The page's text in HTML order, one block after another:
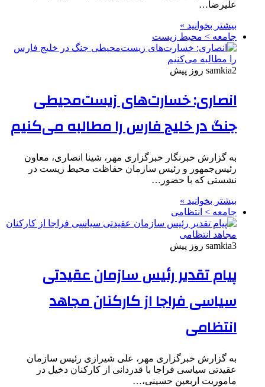
علیرضا…
بیشتر بخوانید »
جامعه > محیط زیست
samkia2 روز پیش
انصاری: خسارت‌های زیست‌محیطی
جنگ در خلیج فارس را مطالبه‌ می‌کنیم
به گزارش خبرنگار خبرگزاری مهر، شینا انصاری، معاون
رئیس‌جمهور و رئیس سازمان حفاظت محیط زیست در
نشستی که با حضور…
بیشتر بخوانید »
جامعه > انتظامی
samkia3 روز پیش
پیام تقدیر رئیس سازمان عقیدتی
سیاسی فراجا از کارکنان مجاهد
انتظامی
به گزارش خبرگزاری مهر، علی شیرازی رئیس سازمان
عقیدتی سیاسی فراجا با قدردانی از کارکنان دخیل در
ماموریت اربعین حسینی،…